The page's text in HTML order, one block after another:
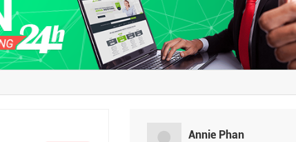
Annie Phan